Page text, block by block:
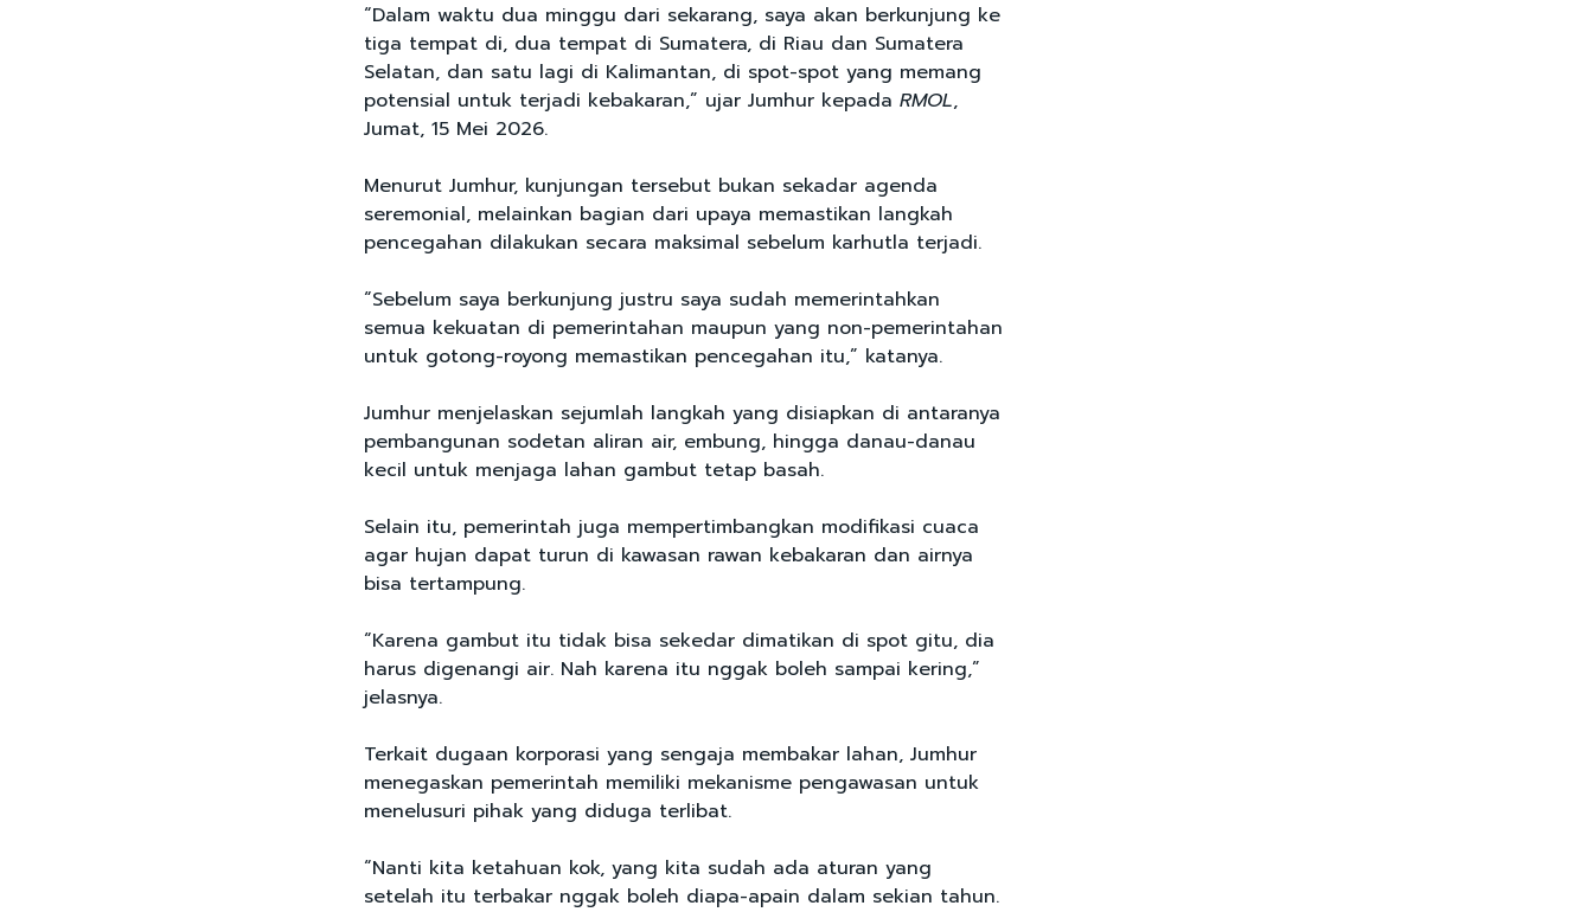
“Dalam waktu dua minggu dari sekarang, saya akan berkunjung ke
tiga tempat di, dua tempat di Sumatera, di Riau dan Sumatera
Selatan, dan satu lagi di Kalimantan, di spot-spot yang memang
potensial untuk terjadi kebakaran,” ujar Jumhur kepada RMOL,
Jumat, 15 Mei 2026.
Menurut Jumhur, kunjungan tersebut bukan sekadar agenda
seremonial, melainkan bagian dari upaya memastikan langkah
pencegahan dilakukan secara maksimal sebelum karhutla terjadi.
“Sebelum saya berkunjung justru saya sudah memerintahkan
semua kekuatan di pemerintahan maupun yang non-pemerintahan
untuk gotong-royong memastikan pencegahan itu,” katanya.
Jumhur menjelaskan sejumlah langkah yang disiapkan di antaranya
pembangunan sodetan aliran air, embung, hingga danau-danau
kecil untuk menjaga lahan gambut tetap basah.
Selain itu, pemerintah juga mempertimbangkan modifikasi cuaca
agar hujan dapat turun di kawasan rawan kebakaran dan airnya
bisa tertampung.
“Karena gambut itu tidak bisa sekedar dimatikan di spot gitu, dia
harus digenangi air. Nah karena itu nggak boleh sampai kering,”
jelasnya.
Terkait dugaan korporasi yang sengaja membakar lahan, Jumhur
menegaskan pemerintah memiliki mekanisme pengawasan untuk
menelusuri pihak yang diduga terlibat.
“Nanti kita ketahuan kok, yang kita sudah ada aturan yang
setelah itu terbakar nggak boleh diapa-apain dalam sekian tahun.